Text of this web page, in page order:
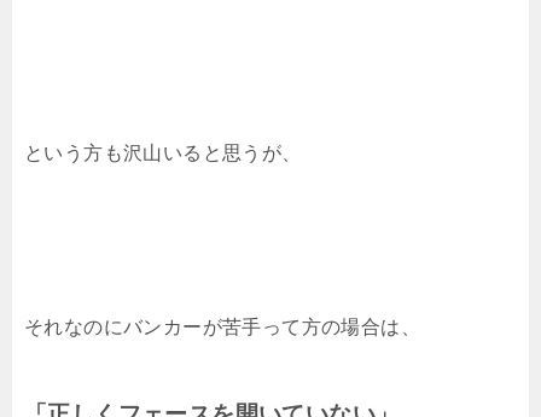
という方も沢山いると思うが、
それなのにバンカーが苦手って方の場合は、